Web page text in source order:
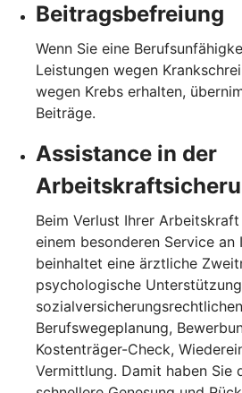
Beitragsbefreiung
Wenn Sie eine
Leistungen wegen
wegen Krebs erhalten,
Beiträge.
Assistance in der
Beim Verlust Ihrer
einem besonderen Service an
beinhaltet eine ärztliche
psychologische
Berufswegeplanung,
Kostenträger-Check,
Vermittlung. Damit haben Sie